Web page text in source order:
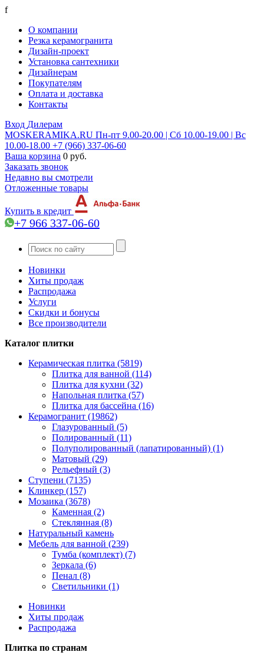
f
О компании
Резка керамогранита
Дизайн-проект
Установка сантехники
Дизайнерам
Покупателям
Оплата и доставка
Контакты
Вход Дилерам
MOSKERAMIKA.RU Пн-пт 9.00-20.00 | Сб 10.00-19.00 | Вс
10.00-18.00 +7 (966) 337-06-60
Ваша корзина 0 руб.
Заказать звонок
Недавно вы смотрели
Отложенные товары
Купить в кредит
+7 966 337-06-60
Новинки
Хиты продаж
Распродажа
Услуги
Скидки и бонусы
Все производители
Каталог плитки
Керамическая плитка (5819)
Плитка для ванной (114)
Плитка для кухни (32)
Напольная плитка (57)
Плитка для бассейна (16)
Керамогранит (19862)
Глазурованный (5)
Полированный (11)
Полуполированный (лапатированный) (1)
Матовый (29)
Рельефный (3)
Ступени (7135)
Клинкер (157)
Мозаика (3678)
Каменная (2)
Стеклянная (8)
Натуральный камень
Мебель для ванной (239)
Тумба (комплект) (7)
Зеркала (6)
Пенал (8)
Светильники (1)
Новинки
Хиты продаж
Распродажа
Плитка по странам